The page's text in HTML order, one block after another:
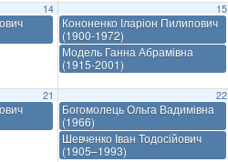
14 15
Кононенко Іларіон Пилипович
(1900-1972)
Модель Ганна Абрамівна
(1915-2001)
21 22
Богомолець Ольга Вадимівна
(1966)
Шевченко Іван Тодосійович
(1905–1993)